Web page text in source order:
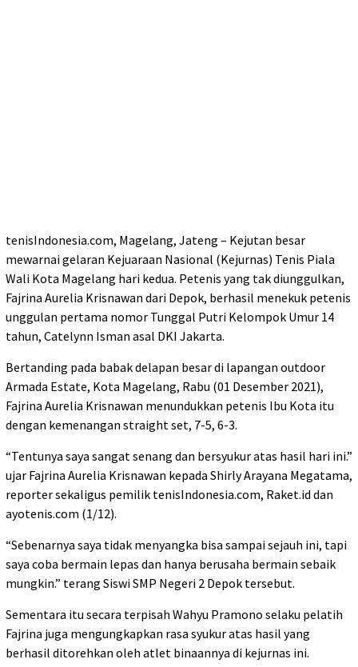
tenisIndonesia.com, Magelang, Jateng – Kejutan besar
mewarnai gelaran Kejuaraan Nasional (Kejurnas) Tenis Piala
Wali Kota Magelang hari kedua. Petenis yang tak diunggulkan,
Fajrina Aurelia Krisnawan dari Depok, berhasil menekuk petenis
unggulan pertama nomor Tunggal Putri Kelompok Umur 14
tahun, Catelynn Isman asal DKI Jakarta.
Bertanding pada babak delapan besar di lapangan outdoor
Armada Estate, Kota Magelang, Rabu (01 Desember 2021),
Fajrina Aurelia Krisnawan menundukkan petenis Ibu Kota itu
dengan kemenangan straight set, 7-5, 6-3.
“Tentunya saya sangat senang dan bersyukur atas hasil hari ini.”
ujar Fajrina Aurelia Krisnawan kepada Shirly Arayana Megatama,
reporter sekaligus pemilik tenisIndonesia.com, Raket.id dan
ayotenis.com (1/12).
“Sebenarnya saya tidak menyangka bisa sampai sejauh ini, tapi
saya coba bermain lepas dan hanya berusaha bermain sebaik
mungkin.” terang Siswi SMP Negeri 2 Depok tersebut.
Sementara itu secara terpisah Wahyu Pramono selaku pelatih
Fajrina juga mengungkapkan rasa syukur atas hasil yang
berhasil ditorehkan oleh atlet binaannya di kejurnas ini.